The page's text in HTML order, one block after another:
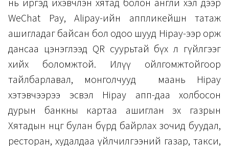
нь иргэд ихэвчлэн хятад болон англи хэл дээр
WeChat Pay, Alipay-ийн аппликейшн татаж
ашигладаг байсан бол одоо шууд Hipay-ээр орж
дансаа цэнэглээд QR суурьтай бүх л гүйлгээг
хийх боломжтой. Илүү ойлгомжтойгоор
тайлбарлавал, монголчууд маань Hipay
хэтэвчээрээ эсвэл Hipay апп-даа холбосон
дурын банкны картаа ашиглан эх газрын
Хятадын өнцөг булан бүрд байрлах зочид буудал,
ресторан, худалдаа үйлчилгээний газар, такси,